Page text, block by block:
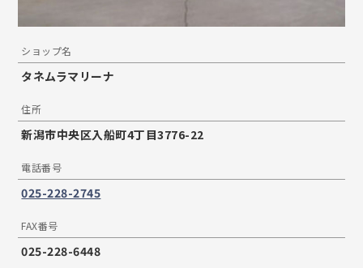
ショップ名
タネムラマリーナ
住所
新潟市中央区入船町4丁目3776-22
電話番号
025-228-2745
FAX番号
025-228-6448